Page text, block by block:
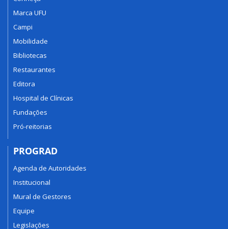
Marca UFU
Campi
Mobilidade
Bibliotecas
Restaurantes
Editora
Hospital de Clínicas
Fundações
Pró-reitorias
PROGRAD
Agenda de Autoridades
Institucional
Mural de Gestores
Equipe
Legislações